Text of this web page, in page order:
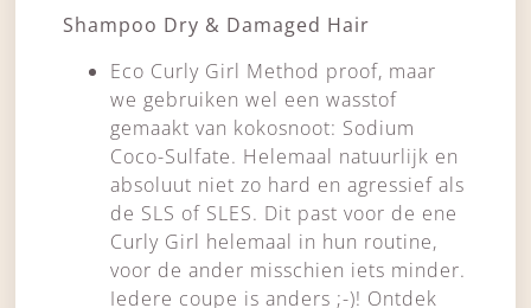
Shampoo Dry & Damaged Hair
Eco Curly Girl Method proof, maar
we gebruiken wel een wasstof
gemaakt van kokosnoot: Sodium
Coco-Sulfate. Helemaal natuurlijk en
absoluut niet zo hard en agressief als
de SLS of SLES. Dit past voor de ene
Curly Girl helemaal in hun routine,
voor de ander misschien iets minder.
Iedere coupe is anders ;-)! Ontdek